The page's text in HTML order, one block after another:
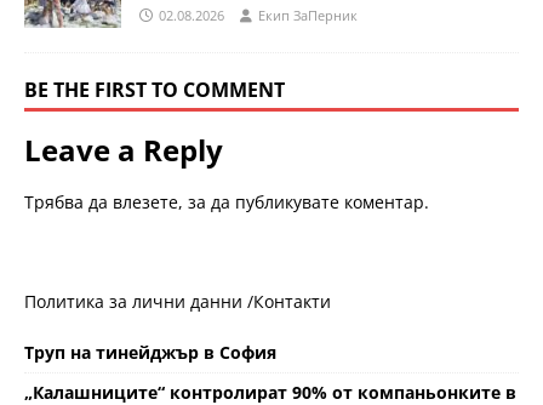
02.08.2026 Eкип ЗаПерник
BE THE FIRST TO COMMENT
Leave a Reply
Трябва да влезете, за да публикувате коментар.
Политика за лични данни /Контакти
Труп на тинейджър в София
„Калашниците“ контролират 90% от компаньонките в